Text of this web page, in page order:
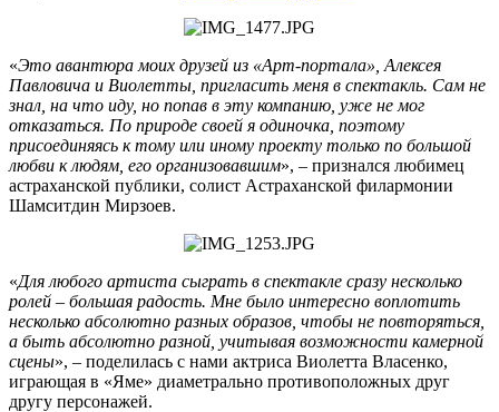
«Это авантюра моих друзей из «Арт-портала», Алексея
Павловича и Виолетты, пригласить меня в спектакль. Сам не
знал, на что иду, но попав в эту компанию, уже не мог
отказаться. По природе своей я одиночка, поэтому
присоединяясь к тому или иному проекту только по большой
любви к людям, его организовавшим», – признался любимец
астраханской публики, солист Астраханской филармонии
Шамситдин Мирзоев.
«Для любого артиста сыграть в спектакле сразу несколько
ролей – большая радость. Мне было интересно воплотить
несколько абсолютно разных образов, чтобы не повторяться,
а быть абсолютно разной, учитывая возможности камерной
сцены», – поделилась с нами актриса Виолетта Власенко,
играющая в «Яме» диаметрально противоположных друг
другу персонажей.